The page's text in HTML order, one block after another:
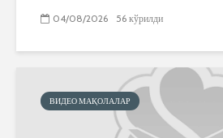
04/08/2026 56 кўрилди
ВИДЕО МАҚОЛАЛАР